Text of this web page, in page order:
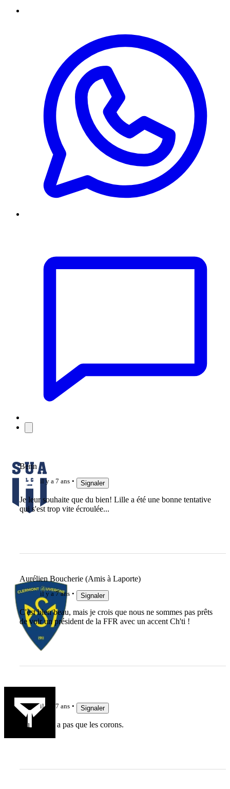
Benn
il y a 7 ans Signaler
Je leur souhaite que du bien! Lille a été une bonne tentative
qui s'est trop vite écroulée...
Aurélien Boucherie (Amis à Laporte)
il y a 7 ans Signaler
C'est bien beau, mais je crois que nous ne sommes pas prêts
de voir un président de la FFR avec un accent Ch'ti !
il y a 7 ans Signaler
Au Nord y a pas que les corons.